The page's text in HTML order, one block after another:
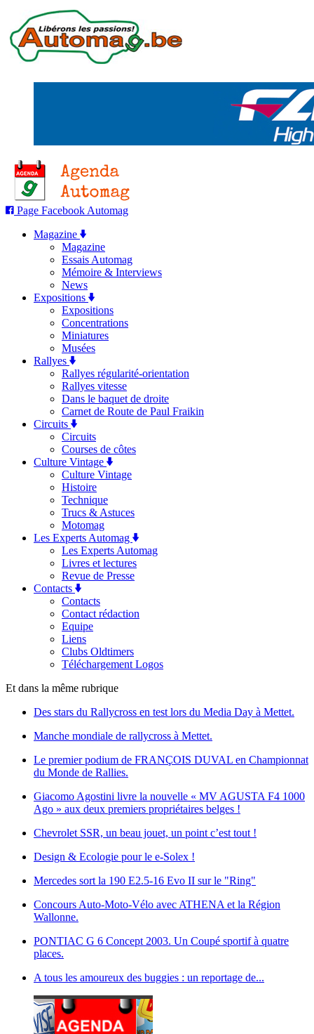
Page Facebook Automag
Magazine
Magazine
Essais Automag
Mémoire & Interviews
News
Expositions
Expositions
Concentrations
Miniatures
Musées
Rallyes
Rallyes régularité-orientation
Rallyes vitesse
Dans le baquet de droite
Carnet de Route de Paul Fraikin
Circuits
Circuits
Courses de côtes
Culture Vintage
Culture Vintage
Histoire
Technique
Trucs & Astuces
Motomag
Les Experts Automag
Les Experts Automag
Livres et lectures
Revue de Presse
Contacts
Contacts
Contact rédaction
Equipe
Liens
Clubs Oldtimers
Téléchargement Logos
Et dans la même rubrique
Des stars du Rallycross en test lors du Media Day à Mettet.
Manche mondiale de rallycross à Mettet.
Le premier podium de FRANÇOIS DUVAL en Championnat
du Monde de Rallies.
Giacomo Agostini livre la nouvelle « MV AGUSTA F4 1000
Ago » aux deux premiers propriétaires belges !
Chevrolet SSR, un beau jouet, un point c’est tout !
Design & Ecologie pour le e-Solex !
Mercedes sort la 190 E2.5-16 Evo II sur le "Ring"
Concours Auto-Moto-Vélo avec ATHENA et la Région
Wallonne.
PONTIAC G 6 Concept 2003. Un Coupé sportif à quatre
places.
A tous les amoureux des buggies : un reportage de...